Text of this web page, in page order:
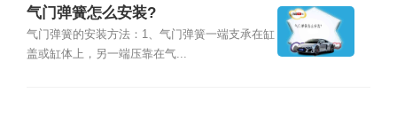
气门弹簧怎么安装?
气门弹簧的安装方法：1、气门弹簧一端支承在缸
盖或缸体上，另一端压靠在气...